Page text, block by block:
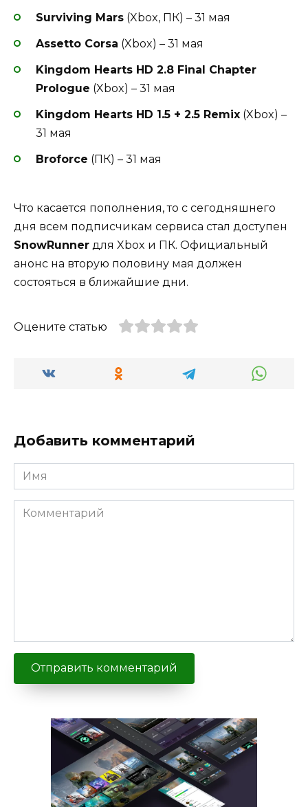
Surviving Mars (Xbox, ПК) – 31 мая
Assetto Corsa (Xbox) – 31 мая
Kingdom Hearts HD 2.8 Final Chapter
Prologue (Xbox) – 31 мая
Kingdom Hearts HD 1.5 + 2.5 Remix (Xbox) –
31 мая
Broforce (ПК) – 31 мая
Что касается пополнения, то с сегодняшнего
дня всем подписчикам сервиса стал доступен
SnowRunner для Xbox и ПК. Официальный
анонс на вторую половину мая должен
состояться в ближайшие дни.
Оцените статью
Добавить комментарий
Имя
Комментарий